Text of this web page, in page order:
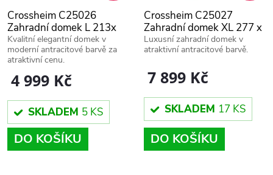
p
r
o
d
u
p
r
o
d
u
Crossheim C25026
Zahradní domek L 213x
131 x 195 cm, šedý
4 999 Kč
SKLADEM 5 KS
DO KOŠÍKU
Kvalitní elegantní domek v
moderní antracitové barvě za
atraktivní cenu.
Crossheim C25027
Zahradní domek XL 277 x
195 x 203 cm, šedý
7 899 Kč
SKLADEM 17 KS
DO KOŠÍKU
Luxusní zahradní domek v
atraktivní antracitové barvě.